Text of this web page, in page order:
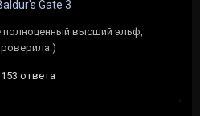
Gate 3
высший эльф,
ответа